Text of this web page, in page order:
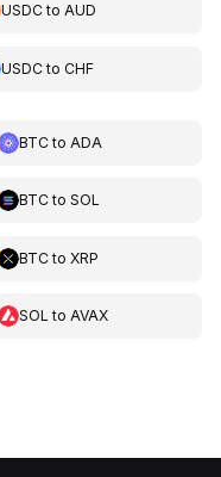
USDCtoAUD
USDCtoCHF
BTCto ADA
BTCto SOL
BTCto XRP
SOL to AVAX